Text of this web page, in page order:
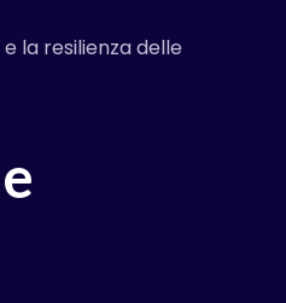
la resilienza delle